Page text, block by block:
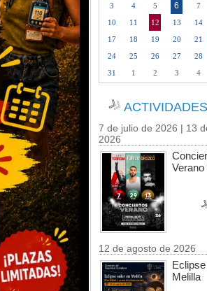
3
4 5 6 7
10
11 12 13 14
17
18 19 20 21
24
25 26 27 28
31
1 2 3 4
ACTIVIDADES
7 de julio de 2026 | 13
2026
Verano
12 de agosto de 2026
Melilla